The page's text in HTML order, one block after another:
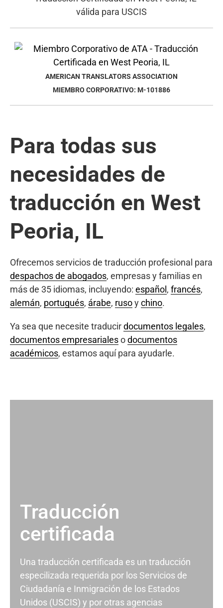
AMERICAN TRANSLATORS ASSOCIATION
MIEMBRO CORPORATIVO: M-101886
Para todas sus
necesidades de
traducción en West
Peoria, IL
Ofrecemos servicios de traducción profesional para
despachos de abogados, empresas y familias en
más de 35 idiomas, incluyendo: español , francés,
alemán, portugués, árabe, rusoychino.
Ya sea que necesite traducirdocumentos legales,
documentos empresarialesodocumentos
académicos, estamos aquí para ayudarle.
Traducción
certificada
Una traducción certificada es un traducción
especilizada requerida por los Servicios de
Ciudadanía e Inmigración de los Estados
Unidos (USCIS) y por otras agencias